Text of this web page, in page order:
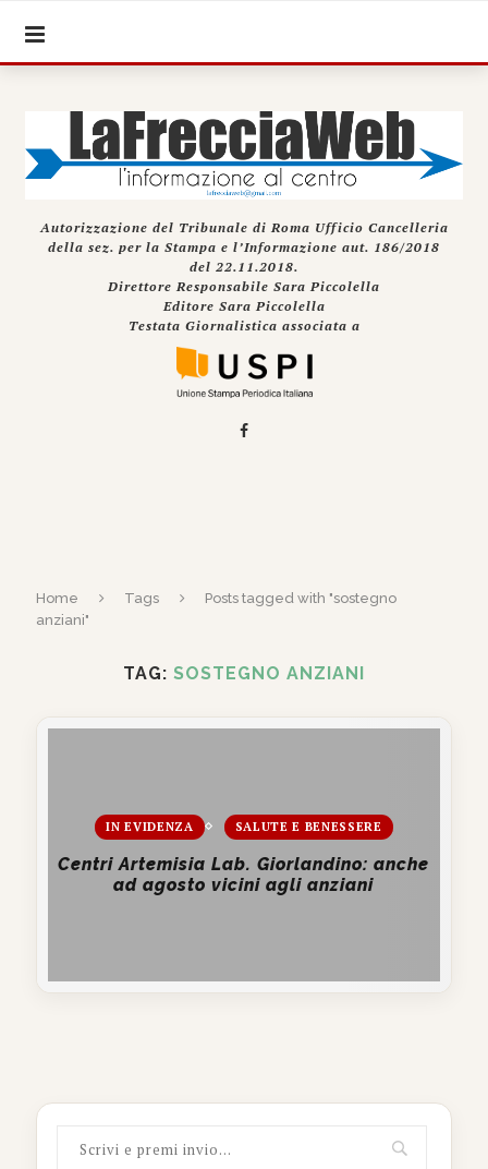
Autorizzazione del Tribunale di Roma Ufficio Cancelleria
della sez. per la Stampa e l’Informazione aut. 186/2018
del 22.11.2018.
Direttore Responsabile Sara Piccolella
Editore Sara Piccolella
Testata Giornalistica associata a
Home Tags
Posts tagged with "sostegno
anziani"
TAG: SOSTEGNO ANZIANI
IN EVIDENZA SALUTE E BENESSERE
Centri Artemisia Lab. Giorlandino: anche
ad agosto vicini agli anziani